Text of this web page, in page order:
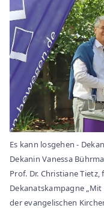
Es kann losgehen -
Dekanin Vanessa
Prof. Dr. Christiane
Dekanatskampagne
der evangelischen